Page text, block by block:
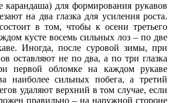
для формирования рукавов
на два глазка для усиления роста.
в том, чтобы к осени третьего
кусте восемь сильных лоз – по две
Иногда, после суровой зимы, при
оставляют не по два, а по три глазка
первой обломке на каждом рукаве
наиболее сильных побега, а третий
удаляют верхний в том случае, если
правильно – на наружной стороне